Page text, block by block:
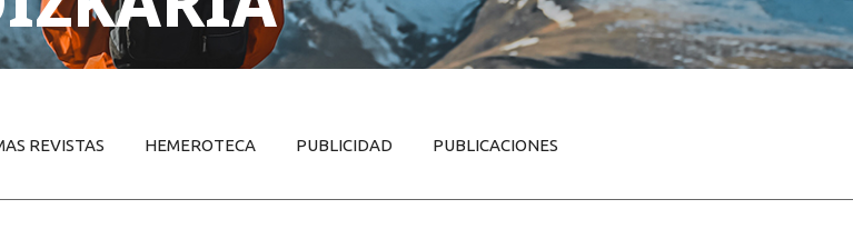
REVISTAS HEMEROTECA PUBLICIDAD PUBLICACIONES